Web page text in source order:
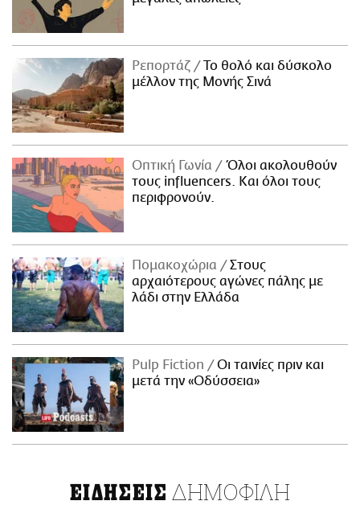
Ρεπορτάζ
Το θολό και δύσκολο
μέλλον της Μονής Σινά
Οπτική Γωνία
Όλοι ακολουθούν
τους influencers. Και όλοι τους
περιφρονούν.
Πομακοχώρια
Στους
αρχαιότερους αγώνες πάλης με
λάδι στην Ελλάδα
Pulp Fiction
Οι ταινίες πριν και
μετά την «Οδύσσεια»
ΕΙΔΗΣΕΙΣ ΔΗΜΟΦΙΛΗ